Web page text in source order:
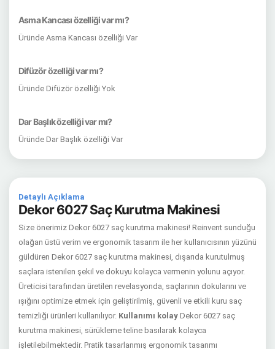
Asma Kancası özelliği var mı?
Üründe Asma Kancası özelliği Var
Difüzör özelliği var mı?
Üründe Difüzör özelliği Yok
Dar Başlık özelliği var mı?
Üründe Dar Başlık özelliği Var
Detaylı Açıklama
Dekor 6027 Saç Kurutma Makinesi
Size önerimiz Dekor 6027 saç kurutma makinesi! Reinvent sunduğu
olağan üstü verim ve ergonomik tasarım ile her kullanıcısının yüzünü
güldüren Dekor 6027 saç kurutma makinesi, dışarıda kurutulmuş
saçlara istenilen şekil ve dokuyu kolayca vermenin yolunu açıyor.
Üreticisi tarafından üretilen revelasyonda, saçlarının dokularını ve
ışığını optimize etmek için geliştirilmiş, güvenli ve etkili kuru saç
temizliği ürünleri kullanılıyor. Kullanımı kolay Dekor 6027 saç
kurutma makinesi, sürükleme teline basılarak kolayca
işletilebilmektedir. Pratik tasarlanmış ergonomik tasarımı